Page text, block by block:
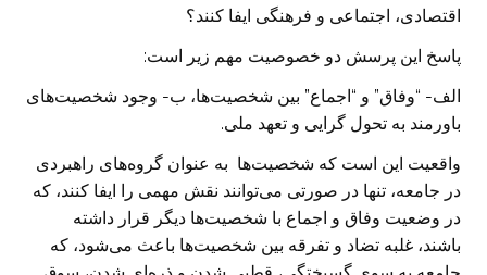
اقتصادی، اجتماعی و فرهنگی ایفا کنند؟
پاسخ این پرسش دو خصوصیت مهم زیر است:
الف- “وفاق” و “اجماع” بین شخصیت‌ها، ب- وجود شخصیت‌های
باورمند به تحول گرایی و تعهد ملی.
واقعیت این است که شخصیت‌ها به عنوان گروه‌های راهبردی
در جامعه، تنها در صورتی می‌توانند نقش مهمی را ایفا کنند، که
در وضعیت وفاق و اجماع با شخصیت‌ها دیگر قرار داشته
باشند، غلبه تضاد و تفرقه بین شخصیت‌ها باعث می‌شود، که